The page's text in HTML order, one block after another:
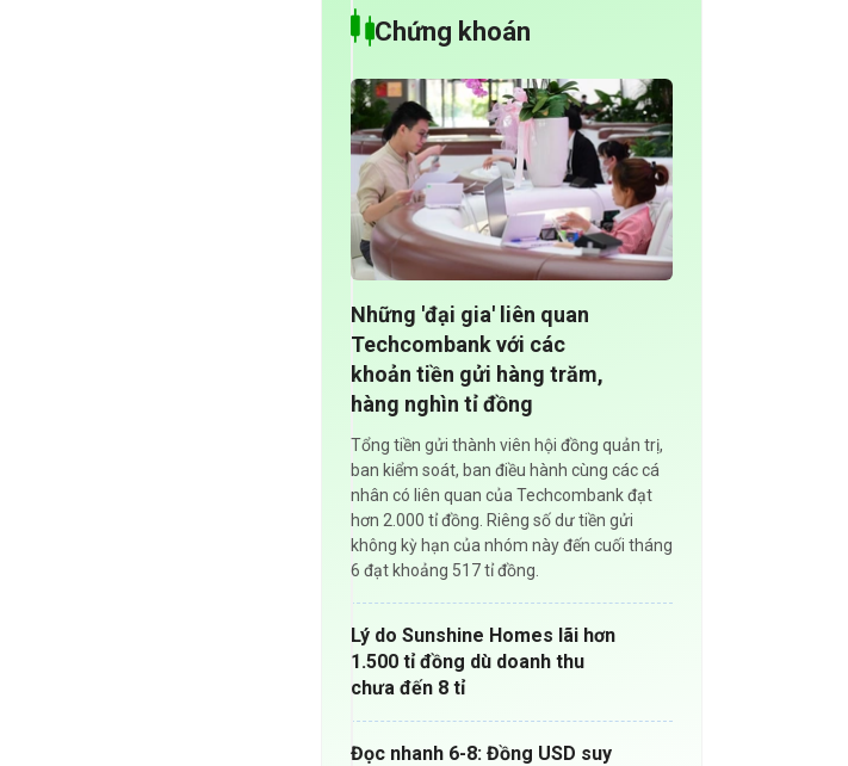
Chứng khoán
Những 'đại gia' liên quan
Techcombank với các
khoản tiền gửi hàng trăm,
hàng nghìn tỉ đồng
Tổng tiền gửi thành viên hội đồng quản trị,
ban kiểm soát, ban điều hành cùng các cá
nhân có liên quan của Techcombank đạt
hơn 2.000 tỉ đồng. Riêng số dư tiền gửi
không kỳ hạn của nhóm này đến cuối tháng
6 đạt khoảng 517 tỉ đồng.
Lý do Sunshine Homes lãi hơn
1.500 tỉ đồng dù doanh thu
chưa đến 8 tỉ
Đọc nhanh 6-8: Đồng USD suy